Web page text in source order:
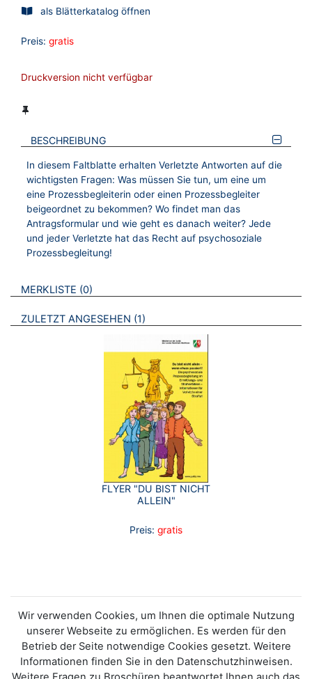
als Blätterkatalog öffnen
Preis: gratis
Druckversion nicht verfügbar
BESCHREIBUNG
In diesem Faltblatte erhalten Verletzte Antworten auf die
wichtigsten Fragen: Was müssen Sie tun, um eine um
eine Prozessbegleiterin oder einen Prozessbegleiter
beigeordnet zu bekommen? Wo findet man das
Antragsformular und wie geht es danach weiter? Jede
und jeder Verletzte hat das Recht auf psychosoziale
Prozessbegleitung!
VERWEISE AUF VERMERKTE- ODER ZULETZT ANGESEHENE
MERKLISTE 0 BROSCHÜREN
ZULETZT ANGESEHEN 1 BROSCHÜREN
FLYER "DU BIST NICHT
ALLEIN"
Preis: gratis
Wir verwenden Cookies, um Ihnen die optimale Nutzung
unserer Webseite zu ermöglichen. Es werden für den
Betrieb der Seite notwendige Cookies gesetzt. Weitere
Informationen finden Sie in den Datenschutzhinweisen.